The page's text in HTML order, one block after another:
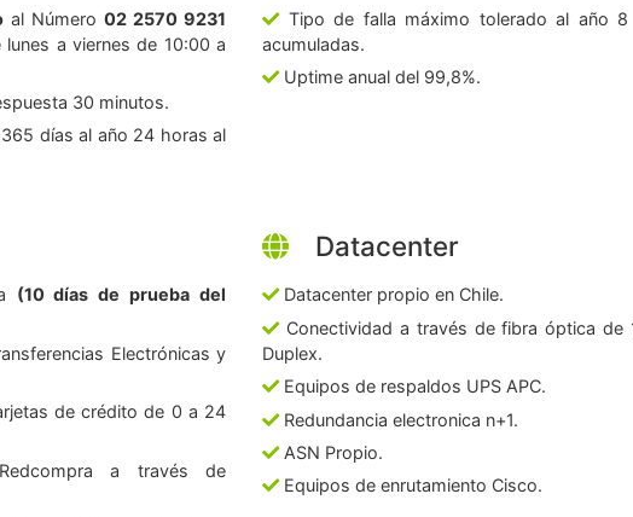
al Número 02 2570 9231
a viernes de 10:00 a
30 minutos.
días al año 24 horas al
Tipo de falla máximo tolerado al año 8
acumuladas.
Uptime anual del 99,8%.
(10 días de prueba del
Electrónicas y
de crédito de 0 a 24
a través de
Datacenter
Datacenter propio en Chile.
Conectividad a través de fibra óptica de
Duplex.
Equipos de respaldos UPS APC.
Redundancia electronica n+1.
ASN Propio.
Equipos de enrutamiento Cisco.